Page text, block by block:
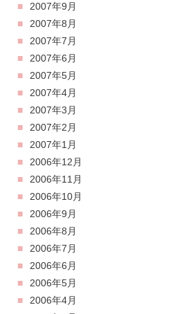
2007年9月
2007年8月
2007年7月
2007年6月
2007年5月
2007年4月
2007年3月
2007年2月
2007年1月
2006年12月
2006年11月
2006年10月
2006年9月
2006年8月
2006年7月
2006年6月
2006年5月
2006年4月